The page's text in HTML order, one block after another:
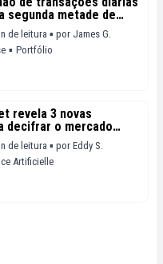
segunda metade de
de leitura ▪ por James G.
▪ Portfólio
revela 3 novas
decifrar o mercado
de leitura ▪ por Eddy S.
Artificielle